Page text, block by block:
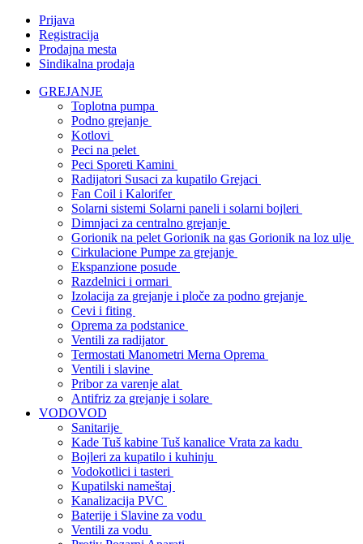
Prijava
Registracija
Prodajna mesta
Sindikalna prodaja
GREJANJE
Toplotna pumpa
Podno grejanje
Kotlovi
Peci na pelet
Peci Sporeti Kamini
Radijatori Susaci za kupatilo Grejaci
Fan Coil i Kalorifer
Solarni sistemi Solarni paneli i solarni bojleri
Dimnjaci za centralno grejanje
Gorionik na pelet Gorionik na gas Gorionik na loz ulje
Cirkulacione Pumpe za grejanje
Ekspanzione posude
Razdelnici i ormari
Izolacija za grejanje i ploče za podno grejanje
Cevi i fiting
Oprema za podstanice
Ventili za radijator
Termostati Manometri Merna Oprema
Ventili i slavine
Pribor za varenje alat
Antifriz za grejanje i solare
VODOVOD
Sanitarije
Kade Tuš kabine Tuš kanalice Vrata za kadu
Bojleri za kupatilo i kuhinju
Vodokotlici i tasteri
Kupatilski nameštaj
Kanalizacija PVC
Baterije i Slavine za vodu
Ventili za vodu